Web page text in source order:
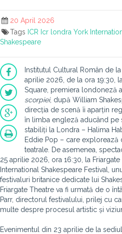
20 April 2026
Tags ICR Icr londra York
Shakespeare
Institutul Cultural Român de
aprilie 2026, de la ora 19:30,
Square, premiera londoneză
scorpiei, după William
direcția de scenă îi aparțin
în limba engleză aducând pe
stabiliți la Londra – Halima
Eddie Pop – care
teatrale. De asemenea,
25 aprilie 2026, ora 16:30, la
International Shakespeare Festival,
festivaluri britanice dedicate lui
Friargate Theatre va fi urmată de o
Parr, directorul festivalului, prilej cu
multe despre procesul artistic și
Evenimentul din 23 aprilie de la